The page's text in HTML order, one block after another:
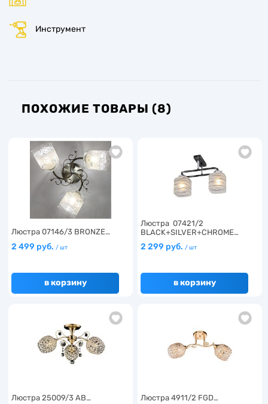
Инструмент
ПОХОЖИЕ ТОВАРЫ (8)
Люстра 07146/3 BRONZE…
2 499 руб. / шт
в корзину
Люстра 07421/2
BLACK+SILVER+CHROME…
2 299 руб. / шт
в корзину
Люстра 25009/3 AB… Люстра 4911/2 FGD…